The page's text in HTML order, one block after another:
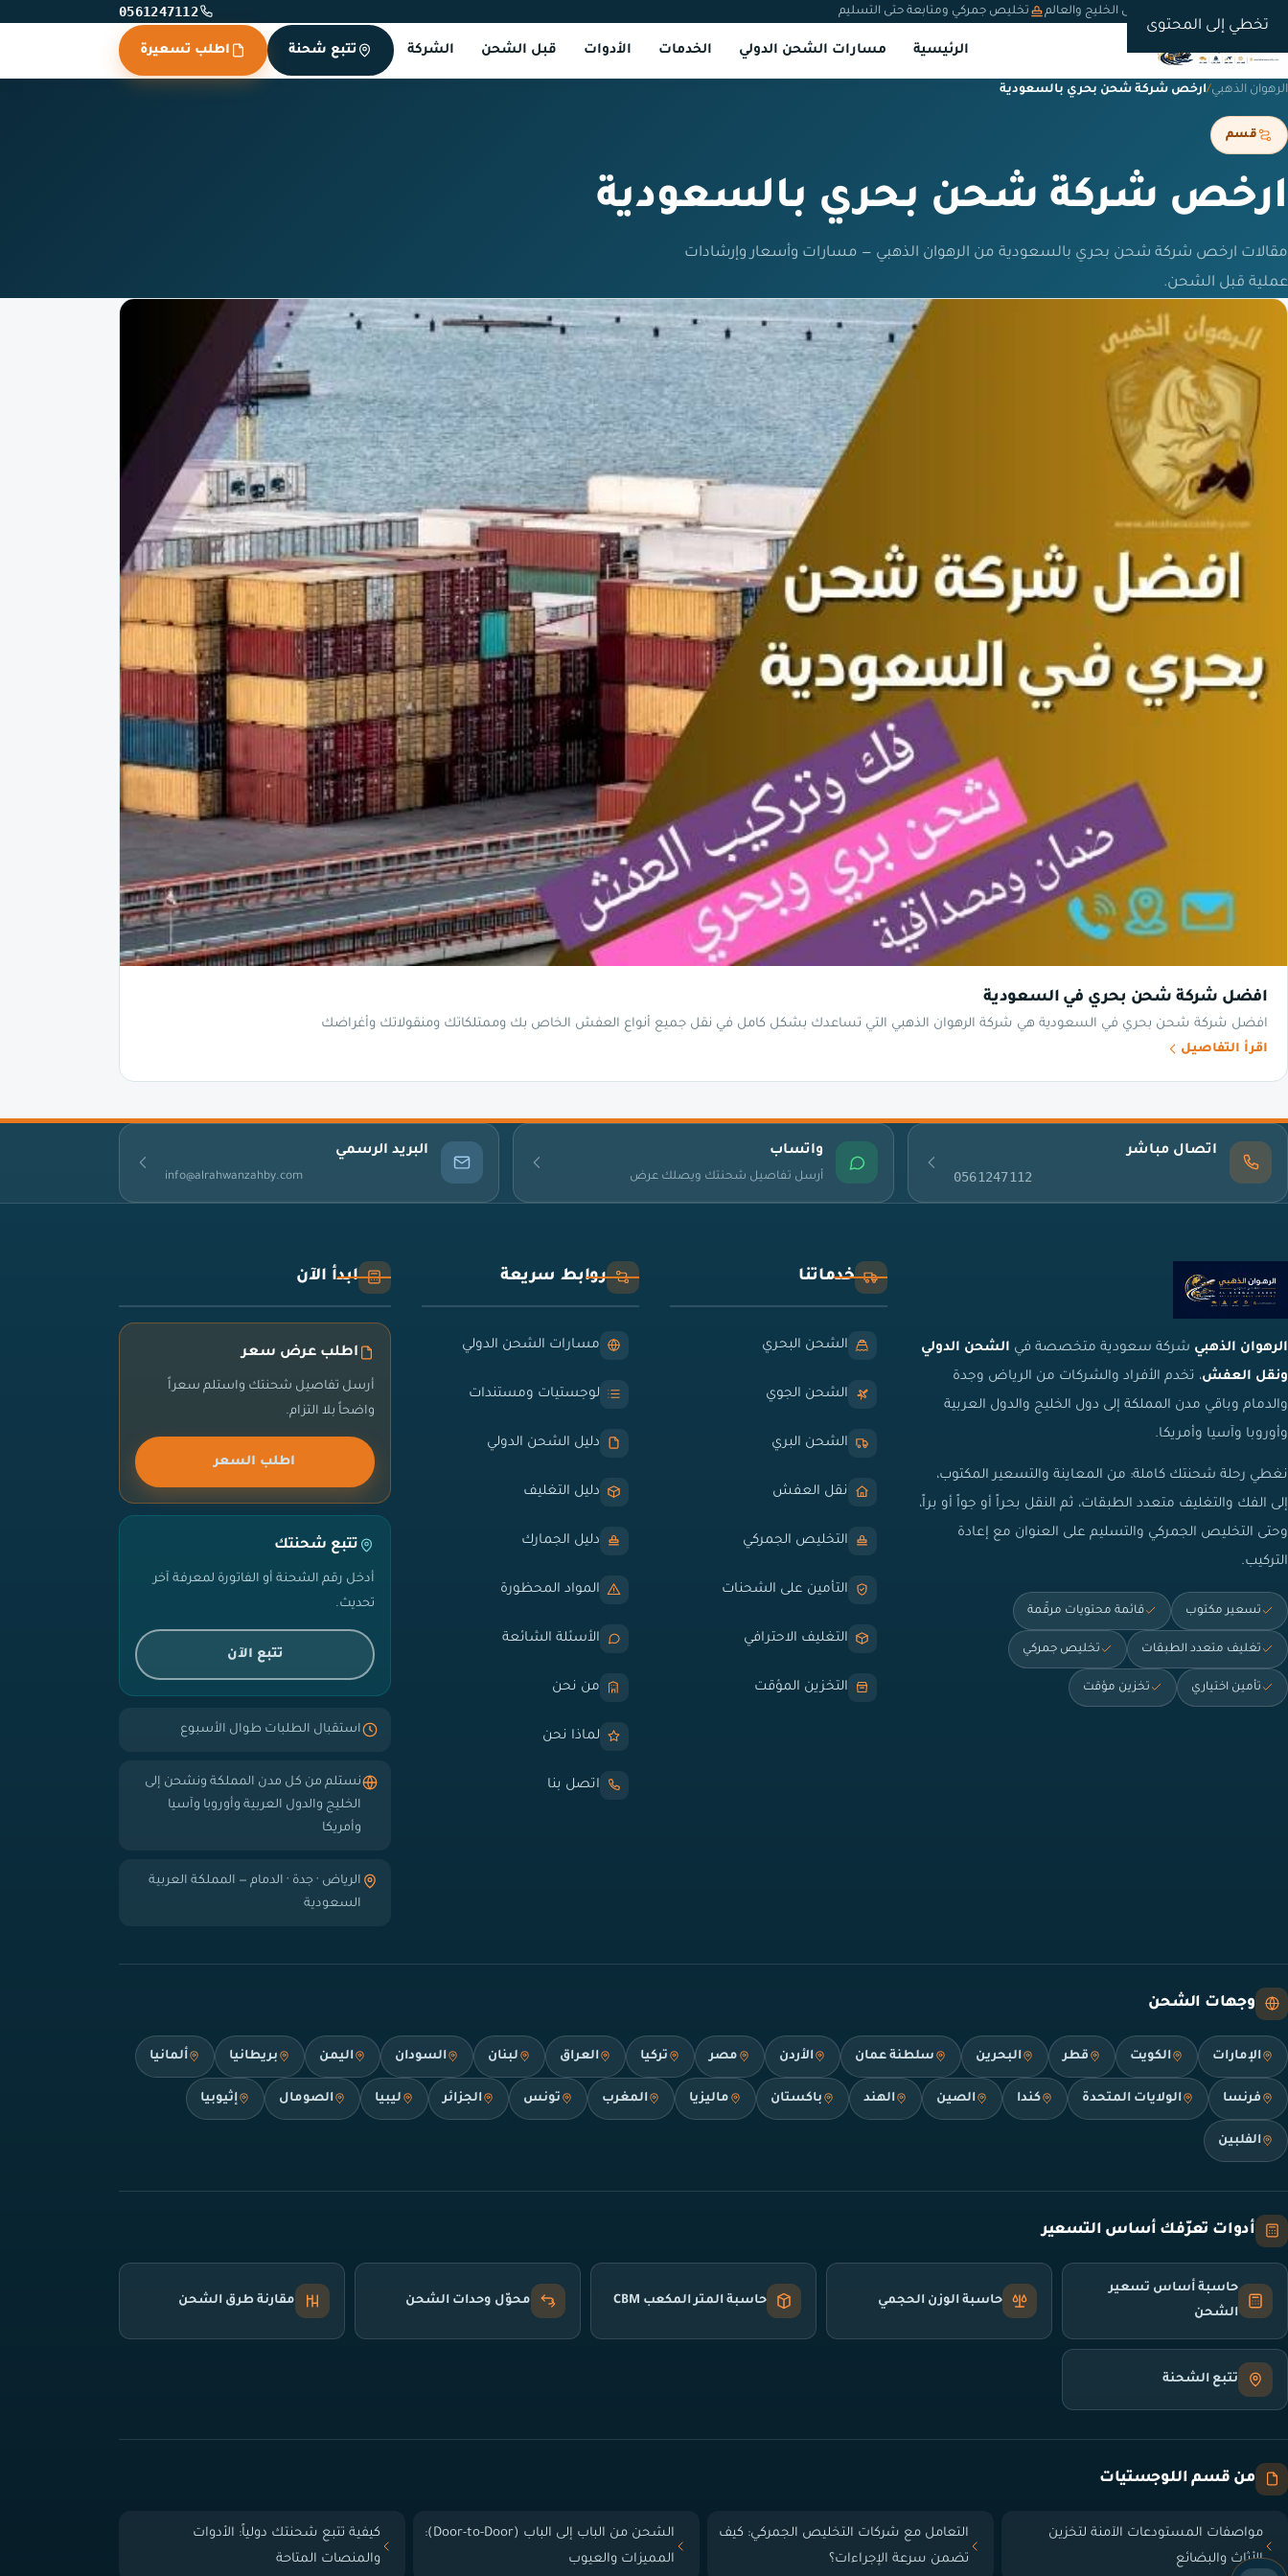
تخطي إلى المحتوى
شحن دولي من السعودية إلى الخليج والعالم تخليص جمركي ومتابعة حتى التسليم 0561247112
الرئيسية مسارات الشحن الدولي الخدمات الأدوات قبل الشحن الشركة تتبع شحنة اطلب تسعيرة
الرهوان الذهبي/ارخص شركة شحن بحري بالسعودية
قسم
ارخص شركة شحن بحري بالسعودية
مقالات ارخص شركة شحن بحري بالسعودية من الرهوان الذهبي — مسارات وأسعار وإرشادات
عملية قبل الشحن.
افضل شركة شحن بحري في السعودية
افضل شركة شحن بحري في السعودية هي شركة الرهوان الذهبي التي تساعدك بشكل كامل في نقل جميع أنواع العفش الخاص بك وممتلكاتك ومنقولاتك وأغراضك
اقرأ التفاصيل
اتصال مباشر
0561247112
واتساب
أرسل تفاصيل شحنتك ويصلك عرض
البريد الرسمي
info@alrahwanzahby.com
الرهوان الذهبي شركة سعودية متخصصة في الشحن الدولي
ونقل العفش، تخدم الأفراد والشركات من الرياض وجدة
والدمام وباقي مدن المملكة إلى دول الخليج والدول العربية
وأوروبا وآسيا وأمريكا.
نغطي رحلة شحنتك كاملة: من المعاينة والتسعير المكتوب،
إلى الفك والتغليف متعدد الطبقات، ثم النقل بحراً أو جواً أو براً،
وحتى التخليص الجمركي والتسليم على العنوان مع إعادة
التركيب.
تسعير مكتوب قائمة محتويات مرقّمة
تغليف متعدد الطبقات تخليص جمركي
تأمين اختياري تخزين مؤقت
خدماتنا
الشحن البحري
الشحن الجوي
الشحن البري
نقل العفش
التخليص الجمركي
التأمين على الشحنات
التغليف الاحترافي
التخزين المؤقت
روابط سريعة
مسارات الشحن الدولي
لوجستيات ومستندات
دليل الشحن الدولي
دليل التغليف
دليل الجمارك
المواد المحظورة
الأسئلة الشائعة
من نحن
لماذا نحن
اتصل بنا
ابدأ الآن
اطلب عرض سعر
أرسل تفاصيل شحنتك واستلم سعراً
واضحاً بلا التزام.
اطلب السعر
تتبع شحنتك
أدخل رقم الشحنة أو الفاتورة لمعرفة آخر
تحديث.
تتبع الآن
استقبال الطلبات طوال الأسبوع
نستلم من كل مدن المملكة ونشحن إلى
الخليج والدول العربية وأوروبا وآسيا
وأمريكا
الرياض · جدة · الدمام — المملكة العربية
السعودية
وجهات الشحن
الإمارات الكويت قطر البحرين سلطنة عمان الأردن مصر تركيا العراق لبنان السودان اليمن بريطانيا ألمانيا
فرنسا الولايات المتحدة كندا الصين الهند باكستان ماليزيا المغرب تونس الجزائر ليبيا الصومال إثيوبيا
الفلبين
أدوات تعرّفك أساس التسعير
حاسبة أساس تسعير
الشحن
حاسبة الوزن الحجمي حاسبة المتر المكعب CBM محوّل وحدات الشحن مقارنة طرق الشحن
تتبع الشحنة
من قسم اللوجستيات
مواصفات المستودعات الآمنة لتخزين
الأثاث والبضائع
التعامل مع شركات التخليص الجمركي: كيف
تضمن سرعة الإجراءات؟
الشحن من الباب إلى الباب (Door-to-Door):
المميزات والعيوب
كيفية تتبع شحنتك دولياً: الأدوات
والمنصات المتاحة